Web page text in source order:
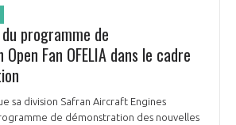
programme de
Fan OFELIA dans le cadre
sa division Safran Aircraft Engines
de démonstration des nouvelles